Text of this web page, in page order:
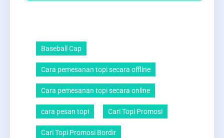
Baseball Cap
Cara pemesanan topi secara offline
Cara pemesanan topi secara online
cara pesan topi Cari Topi Promosi
Cari Topi Promosi Bordir